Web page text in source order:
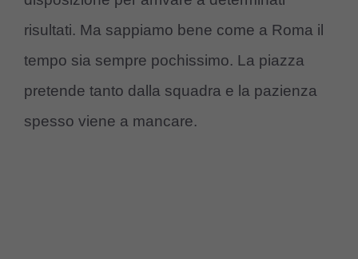
risultati. Ma sappiamo bene come a Roma il
tempo sia sempre pochissimo. La piazza
pretende tanto dalla squadra e la pazienza
spesso viene a mancare.